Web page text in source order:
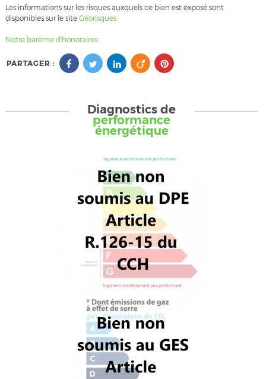
Les informations sur les risques auxquels ce bien est exposé sont
disponibles sur le site Géorisques
Notre barème d'honoraires
PARTAGER :
Diagnostics de
performance
énergétique